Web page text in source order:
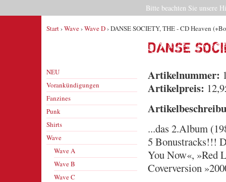
Start›Wave›Wave D› DANSE SOCIETY, THE - CD Heaven
DANSE
NEU
Vorankündigungen
Fanzines
Punk
Shirts
Wave
Wave A
Wave B
Wave C
Artikelnummer:
Artikelpreis:
...das 2.Album
5 Bonustracks!!!
You Now«, »Red
Coverversion
Bitte beachten Sie unsere